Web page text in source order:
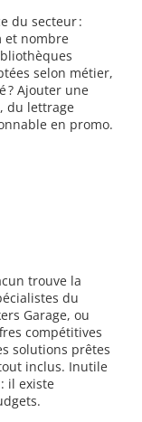
du secteur :
et nombre
selon métier,
? Ajouter une
du lettrage
en promo.
trouve la
du
Garage, ou
compétitives
solutions prêtes
inclus. Inutile
il existe